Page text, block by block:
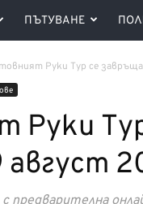
ПЪТУВАНЕ
Руки Тур се
Руки
август
предварителна